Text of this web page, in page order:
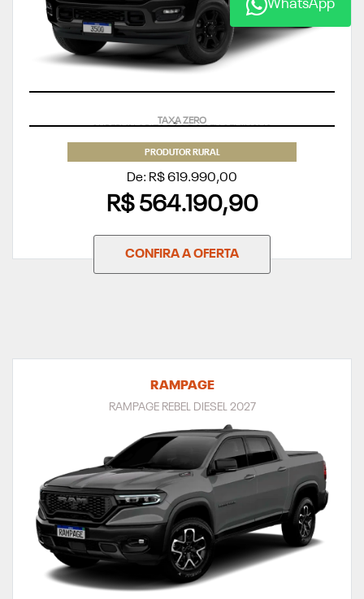
PRODUTOR RURAL
De: R$ 619.990,00
R$ 564.190,90
CONFIRA A OFERTA
RAMPAGE
RAMPAGE REBEL DIESEL 2027
WhatsApp